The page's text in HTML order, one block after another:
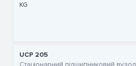
KG
UCP 205
Стаціонарний підшипниковий вузол